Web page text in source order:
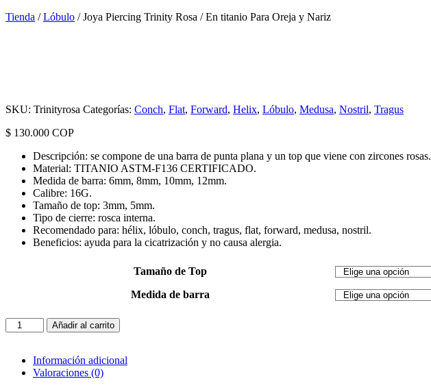
Tienda /Lóbulo / Joya Piercing Trinity Rosa / En titanio Para Oreja y Nariz
SKU: Trinityrosa Categorías: Conch, Flat, Forward, Helix, Lóbulo, Medusa, Nostril, Tragus
$ 130.000 COP
Descripción: se compone de una barra de punta plana y un top que viene con zircones rosas.
Material: TITANIO ASTM-F136 CERTIFICADO.
Medida de barra: 6mm, 8mm, 10mm, 12mm.
Calibre: 16G.
Tamaño de top: 3mm, 5mm.
Tipo de cierre: rosca interna.
Recomendado para: hélix, lóbulo, conch, tragus, flat, forward, medusa, nostril.
Beneficios: ayuda para la cicatrización y no causa alergia.
Tamaño de Top
Medida de barra
Joya
Piercing
Rosa
Añadir al carrito
Información adicional
Valoraciones (0)